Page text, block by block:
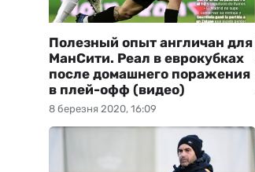
8 березня 2020, 16:09
Полезный опыт англичан для
МанСити. Реал в еврокубках
после домашнего поражения
в плей-офф (видео)